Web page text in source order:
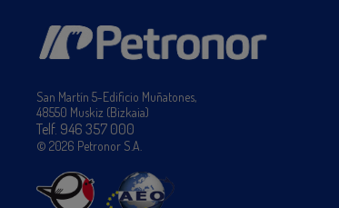
San Martín 5-Edificio Muñatones,
48550 Muskiz (Bizkaia)
Telf. 946 357 000
© 2026 Petronor S.A.